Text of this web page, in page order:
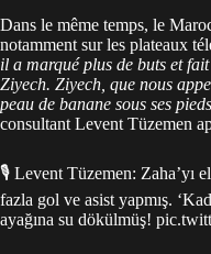
Dans le même temps, le
notamment sur les plateaux
il a marqué plus de buts et
Ziyech. Ziyech, que nous
peau de banane sous ses
consultant Levent Tüzemen
🎙️ Levent Tüzemen: Zaha’yı
fazla gol ve asist yapmış.
ayağına su dökülmüş!